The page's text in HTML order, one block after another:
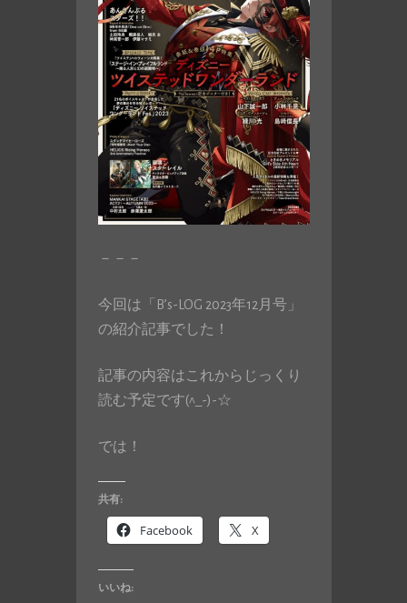
－－－
今回は「B’s-LOG 2023年12月号」
の紹介記事でした！
記事の内容はこれからじっくり
読む予定です(^_-)-☆
では！
共有:
Facebook X
いいね: